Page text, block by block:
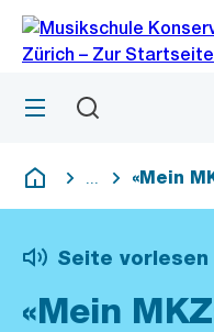
Navigation
Sprunglink
Menü
Deutsch
Blende alle
«Mein
Seite vorlesen
«Mein